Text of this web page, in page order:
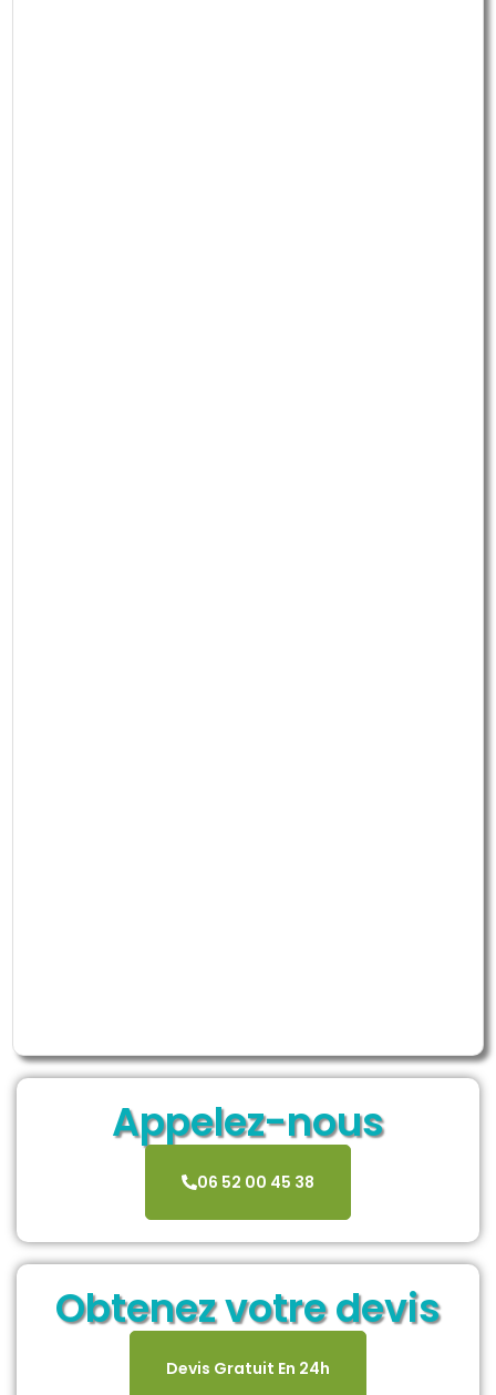
Appelez-nous
06 52 00 45 38
Obtenez votre devis
Devis Gratuit En 24h